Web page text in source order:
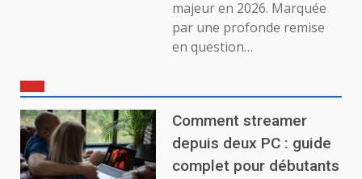
majeur en 2026. Marquée
par une profonde remise
en question…
Comment streamer
depuis deux PC : guide
complet pour débutants